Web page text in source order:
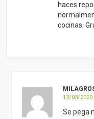
haces
cocinas.
13/03/2020
Se pega